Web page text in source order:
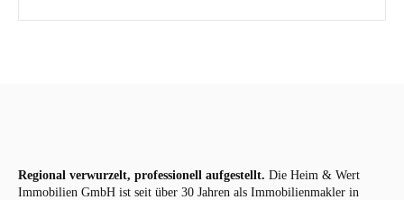
Regional verwurzelt, professionell aufgestellt. Die Heim & Wert
Immobilien GmbH ist seit über 30 Jahren als Immobilienmakler in